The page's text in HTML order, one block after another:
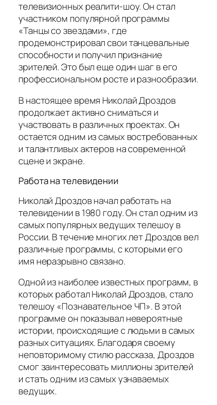
телевизионных реалити-шоу. Он стал
участником популярной программы
«Танцы со звездами», где
продемонстрировал свои танцевальные
способности и получил признание
зрителей. Это был еще один шаг в его
профессиональном росте и разнообразии.
В настоящее время Николай Дроздов
продолжает активно сниматься и
участвовать в различных проектах. Он
остается одним из самых востребованных
и талантливых актеров на современной
сцене и экране.
Работа на телевидении
Николай Дроздов начал работать на
телевидении в 1980 году. Он стал одним из
самых популярных ведущих телешоу в
России. В течение многих лет Дроздов вел
различные программы, с которыми его
имя неразрывно связано.
Одной из наиболее известных программ, в
которых работал Николай Дроздов, стало
телешоу «Познавательное ЧП». В этой
программе он показывал невероятные
истории, происходящие с людьми в самых
разных ситуациях. Благодаря своему
неповторимому стилю рассказа, Дроздов
смог заинтересовать миллионы зрителей
и стать одним из самых узнаваемых
ведущих.